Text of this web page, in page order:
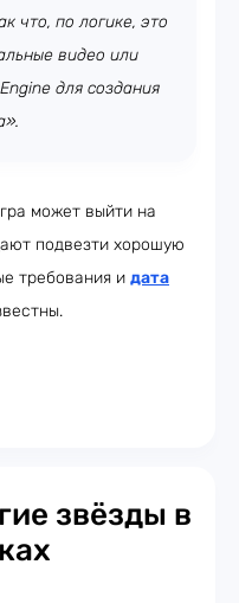
что, по логике, это
видео или
для создания
может выйти на
подвезти хорошую
требования и дата
звёзды в